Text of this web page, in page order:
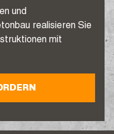
und
realisieren Sie
mit